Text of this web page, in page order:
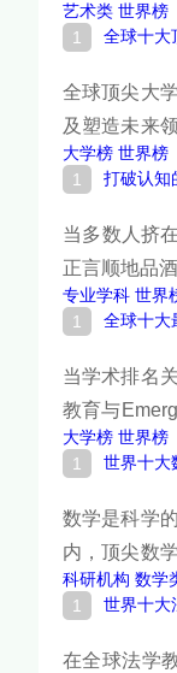
学院亚洲领
单吧！
艺术类 世界榜
全球十大
全球顶尖大
及塑造未来
及历史底蕴
里诞生的，
大学榜 世界榜
打破认知
当多数人挤
正言顺地品
而成为行业
面跟着榜中
专业学科 世界
全球十大
当学术排名
教育与
是唯一由企
终极参照。
大学榜 世界榜
世界十大
数学是科学
内，顶尖数
少位各国科
中持续产出
科研机构 数学
世界十大
在全球法学